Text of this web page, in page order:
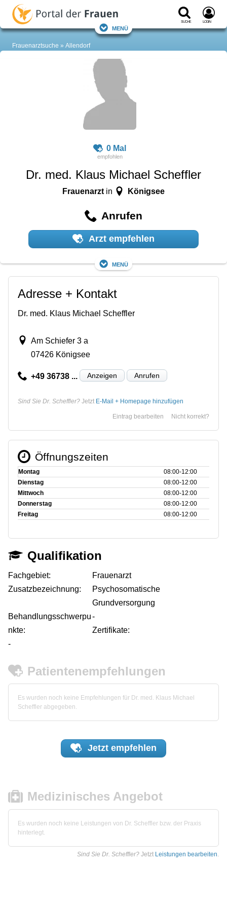
Suche Login
Menü
Frauenarztsuche Allendorf
0 Mal
Dr. med. Klaus Michael Scheffler
Frauenarzt in Königsee
Anrufen
Arzt empfehlen
Menü
Adresse + Kontakt
Dr. med. Klaus Michael Scheffler
Am Schiefer 3 a
07426 Königsee
+49 36738 ... Anzeigen Anrufen
Sind Sie Dr. Scheffler? Jetzt E-Mail + Homepage hinzufügen
Nicht korrekt?
Eintrag bearbeiten
Öffnungszeiten
Montag
08:00‑12:00
Dienstag
08:00‑12:00
Mittwoch
08:00‑12:00
Donnerstag
08:00‑12:00
Freitag
08:00‑12:00
Qualifikation
Fachgebiet:
Frauenarzt
Zusatzbezeichnung:
Psychosomatische
Grundversorgung
Behandlungsschwerpu
nkte:
-
Zertifikate:
-
Patientenempfehlungen
Es wurden noch keine Empfehlungen für Dr. med. Klaus Michael
Scheffler abgegeben.
Jetzt empfehlen
Medizinisches Angebot
Es wurden noch keine Leistungen von Dr. Scheffler bzw. der Praxis
hinterlegt.
Sind Sie Dr. Scheffler? Jetzt Leistungen bearbeiten.